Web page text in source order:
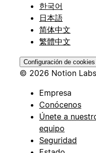
한국어
日本語
简体中文
繁體中文
Configuración de cookies
© 2026 Notion
Empresa
Conócenos
Únete a
equipo
Seguridad